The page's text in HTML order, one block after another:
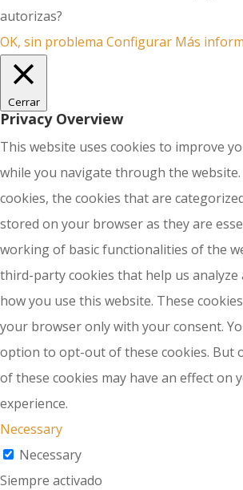
autorizas?
OK, sin problema Configurar Más
Cerrar
Privacy Overview
This website uses cookies to improve
while you navigate through the
cookies, the cookies that are
stored on your browser as they are
working of basic functionalities of the
third-party cookies that help us analyze
how you use this website. These
your browser only with your consent.
option to opt-out of these cookies. But
of these cookies may have an effect on
experience.
Necessary
Necessary
Siempre activado